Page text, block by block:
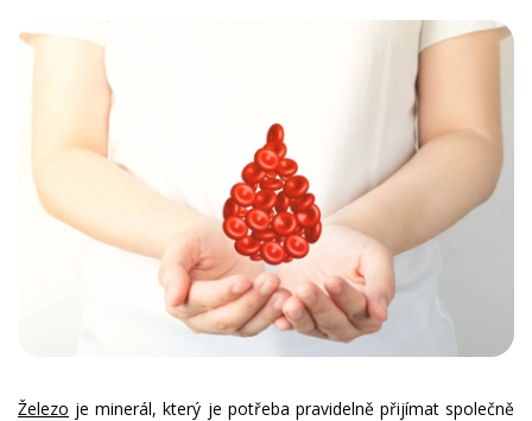
Železo je minerál, který je potřeba pravidelně přijímat společně